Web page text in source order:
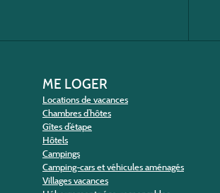
ME LOGER
Locations de vacances
Chambres d’hôtes
Gîtes d’étape
Hôtels
Campings
Camping-cars et véhicules aménagés
Villages vacances